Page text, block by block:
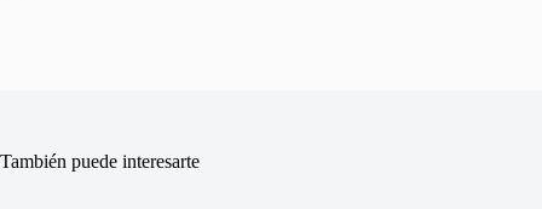
También puede interesarte